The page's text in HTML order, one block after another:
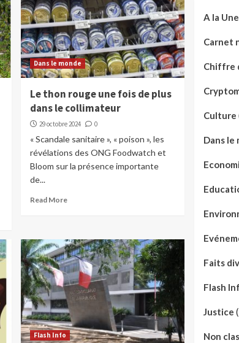
Dans le monde
Le thon rouge une fois de plus
dans le collimateur
29 octobre 2024 0
« Scandale sanitaire », « poison », les
révélations des ONG Foodwatch et
Bloom sur la présence importante
de...
Read More
Flash Info
A la Une
Carnet
Chiffre
Culture
Dans le
Faits
Flash
Justice
Non